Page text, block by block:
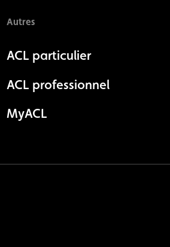
Autres
ACL particulier
ACL professionnel
MyACL